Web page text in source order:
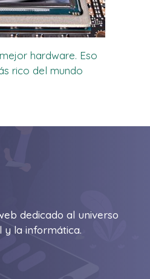
hardware. Eso
rico del mundo
dedicado al universo
y la informática.